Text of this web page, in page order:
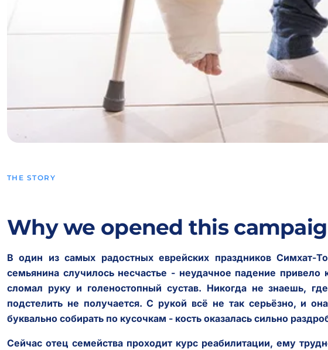
THE STORY
Why we opened this
В один из самых радостных еврейских праздников Симхат-
семьянина случилось несчастье - неудачное падение
сломал руку и голеностопный сустав. Никогда не знаешь,
подстелить не получается. С рукой всё не так серьёзно, и
буквально собирать по кусочкам - кость оказалась сильно
Сейчас отец семейства проходит курс реабилитации, ему